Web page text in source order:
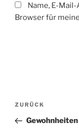
Name, E-
Browser für
Vorheriger
Beitrag
ZURÜCK